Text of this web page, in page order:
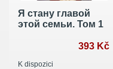
Я стану главой
этой семьи. Том 1
393 Kč
K dispozici